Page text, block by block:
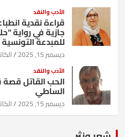
الأدب والنقد
قراءة نقدية
جازية في رواية
للمبدعة
ديسمبر 15, 2025
الأدب والنقد
الحب القاتل
الساطي
ديسمبر 15, 2025